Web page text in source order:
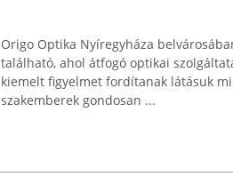
Origo Optika Nyíregyháza
található, ahol átfogó optikai
kiemelt figyelmet fordítanak látásuk
szakemberek gondosan ...